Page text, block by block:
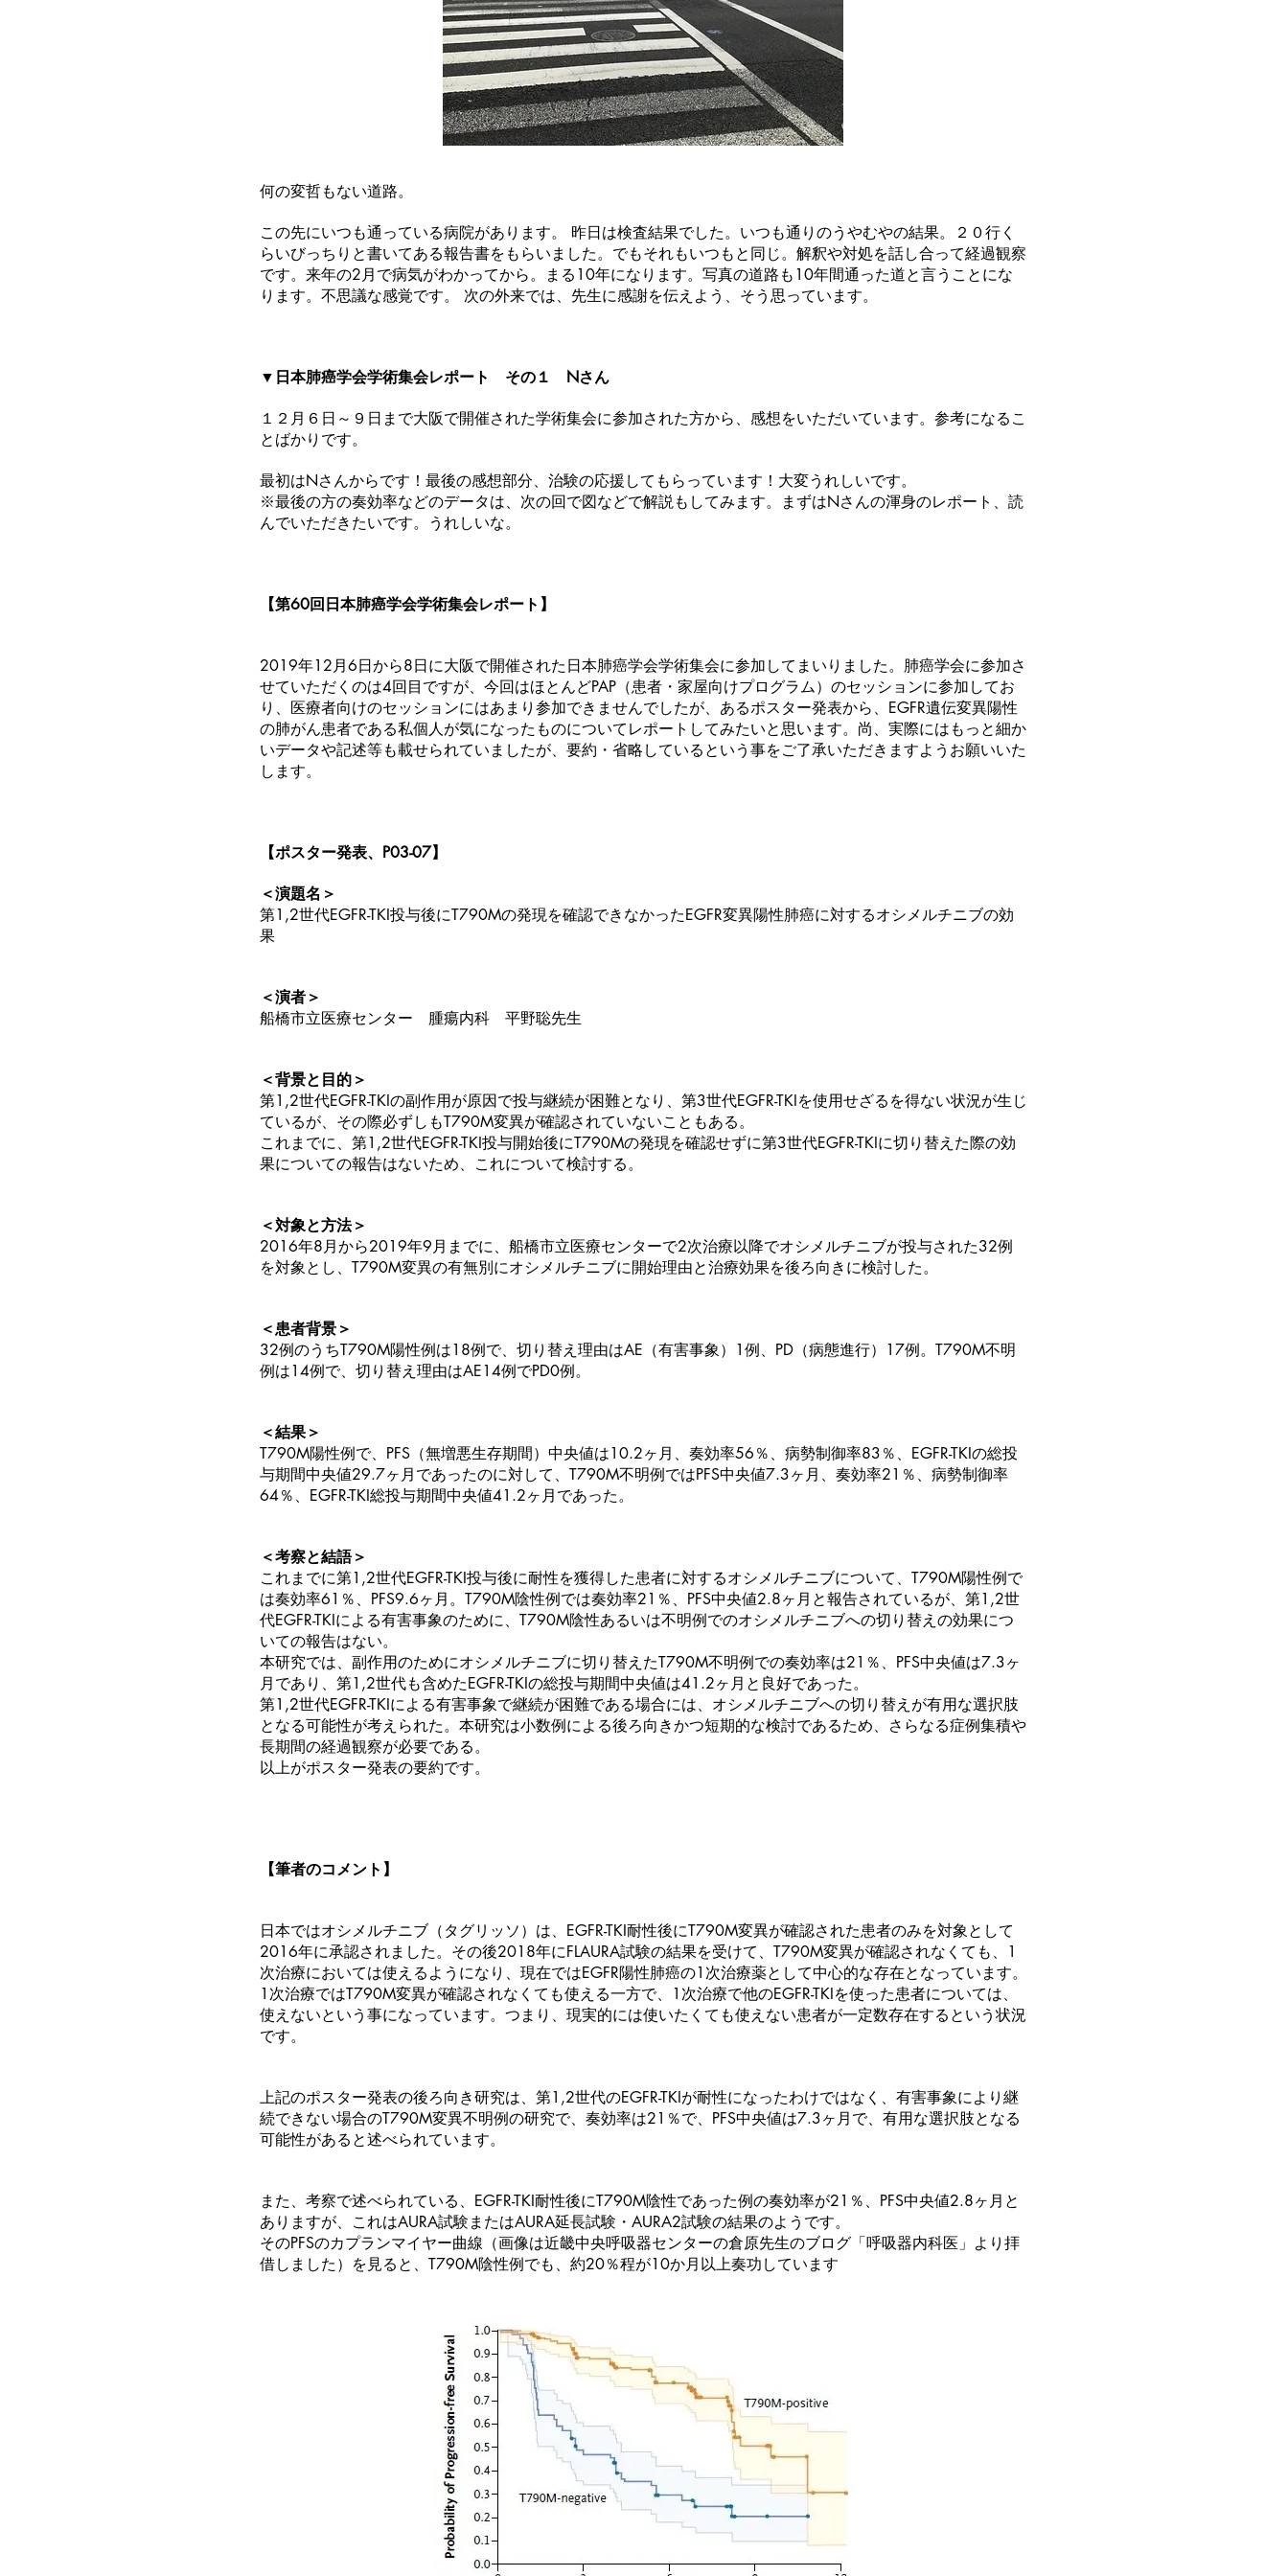
何の変哲もない道路。
この先にいつも通っている病院があります。 昨日は検査結果でした。いつも通りのうやむやの結果。２０行く
らいびっちりと書いてある報告書をもらいました。でもそれもいつもと同じ。解釈や対処を話し合って経過観察
です。来年の2月で病気がわかってから。まる10年になります。写真の道路も10年間通った道と言うことにな
ります。不思議な感覚です。 次の外来では、先生に感謝を伝えよう、そう思っています。
▼日本肺癌学会学術集会レポート その１ Nさん
１２月６日～９日まで大阪で開催された学術集会に参加された方から、感想をいただいています。参考になるこ
とばかりです。
最初はNさんからです！最後の感想部分、治験の応援してもらっています！大変うれしいです。
※最後の方の奏効率などのデータは、次の回で図などで解説もしてみます。まずはNさんの渾身のレポート、読
んでいただきたいです。うれしいな。
【第60回日本肺癌学会学術集会レポート】
2019年12月6日から8日に大阪で開催された日本肺癌学会学術集会に参加してまいりました。肺癌学会に参加さ
せていただくのは4回目ですが、今回はほとんどPAP（患者・家屋向けプログラム）のセッションに参加してお
り、医療者向けのセッションにはあまり参加できませんでしたが、あるポスター発表から、EGFR遺伝変異陽性
の肺がん患者である私個人が気になったものについてレポートしてみたいと思います。尚、実際にはもっと細か
いデータや記述等も載せられていましたが、要約・省略しているという事をご了承いただきますようお願いいた
します。
【ポスター発表、P03-07】
＜演題名＞
第1,2世代EGFR-TKI投与後にT790Mの発現を確認できなかったEGFR変異陽性肺癌に対するオシメルチニブの効
果
＜演者＞
船橋市立医療センター 腫瘍内科 平野聡先生
＜背景と目的＞
第1,2世代EGFR-TKIの副作用が原因で投与継続が困難となり、第3世代EGFR-TKIを使用せざるを得ない状況が生じ
ているが、その際必ずしもT790M変異が確認されていないこともある。
これまでに、第1,2世代EGFR-TKI投与開始後にT790Mの発現を確認せずに第3世代EGFR-TKIに切り替えた際の効
果についての報告はないため、これについて検討する。
＜対象と方法＞
2016年8月から2019年9月までに、船橋市立医療センターで2次治療以降でオシメルチニブが投与された32例
を対象とし、T790M変異の有無別にオシメルチニブに開始理由と治療効果を後ろ向きに検討した。
＜患者背景＞
32例のうちT790M陽性例は18例で、切り替え理由はAE（有害事象）1例、PD（病態進行）17例。T790M不明
例は14例で、切り替え理由はAE14例でPD0例。
＜結果＞
T790M陽性例で、PFS（無増悪生存期間）中央値は10.2ヶ月、奏効率56％、病勢制御率83％、EGFR-TKIの総投
与期間中央値29.7ヶ月であったのに対して、T790M不明例ではPFS中央値7.3ヶ月、奏効率21％、病勢制御率
64％、EGFR-TKI総投与期間中央値41.2ヶ月であった。
＜考察と結語＞
これまでに第1,2世代EGFR-TKI投与後に耐性を獲得した患者に対するオシメルチニブについて、T790M陽性例で
は奏効率61％、PFS9.6ヶ月。T790M陰性例では奏効率21％、PFS中央値2.8ヶ月と報告されているが、第1,2世
代EGFR-TKIによる有害事象のために、T790M陰性あるいは不明例でのオシメルチニブへの切り替えの効果につ
いての報告はない。
本研究では、副作用のためにオシメルチニブに切り替えたT790M不明例での奏効率は21％、PFS中央値は7.3ヶ
月であり、第1,2世代も含めたEGFR-TKIの総投与期間中央値は41.2ヶ月と良好であった。
第1,2世代EGFR-TKIによる有害事象で継続が困難である場合には、オシメルチニブへの切り替えが有用な選択肢
となる可能性が考えられた。本研究は小数例による後ろ向きかつ短期的な検討であるため、さらなる症例集積や
長期間の経過観察が必要である。
以上がポスター発表の要約です。
【筆者のコメント】
日本ではオシメルチニブ（タグリッソ）は、EGFR-TKI耐性後にT790M変異が確認された患者のみを対象として
2016年に承認されました。その後2018年にFLAURA試験の結果を受けて、T790M変異が確認されなくても、1
次治療においては使えるようになり、現在ではEGFR陽性肺癌の1次治療薬として中心的な存在となっています。
1次治療ではT790M変異が確認されなくても使える一方で、1次治療で他のEGFR-TKIを使った患者については、
使えないという事になっています。つまり、現実的には使いたくても使えない患者が一定数存在するという状況
です。
上記のポスター発表の後ろ向き研究は、第1,2世代のEGFR-TKIが耐性になったわけではなく、有害事象により継
続できない場合のT790M変異不明例の研究で、奏効率は21％で、PFS中央値は7.3ヶ月で、有用な選択肢となる
可能性があると述べられています。
また、考察で述べられている、EGFR-TKI耐性後にT790M陰性であった例の奏効率が21％、PFS中央値2.8ヶ月と
ありますが、これはAURA試験またはAURA延長試験・AURA2試験の結果のようです。
そのPFSのカプランマイヤー曲線（画像は近畿中央呼吸器センターの倉原先生のブログ「呼吸器内科医」より拝
借しました）を見ると、T790M陰性例でも、約20％程が10か月以上奏功しています